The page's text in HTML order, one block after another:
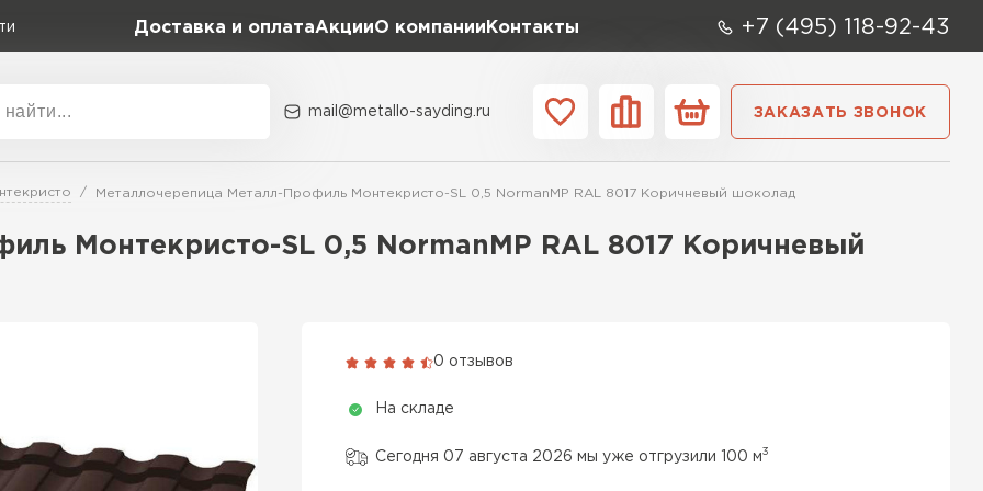
Доставка и оплатаАкцииО компании Контакты +7 (495) 118-92-43
Classic Grand Line
Монтеррей Grand Line
Доборные элементы
mail@metallo-sayding.ru ЗАКАЗАТЬ ЗВОНОК
Металлочерепица Металл-Профиль Монтекристо-SL 0,5 NormanMP RAL 8017 Коричневый шоколад
Монтекристо-SL 0,5 NormanMP RAL 8017 Коричневый
0 отзывов
На складе
Сегодня 07 августа 2026 мы уже отгрузили 100 м3